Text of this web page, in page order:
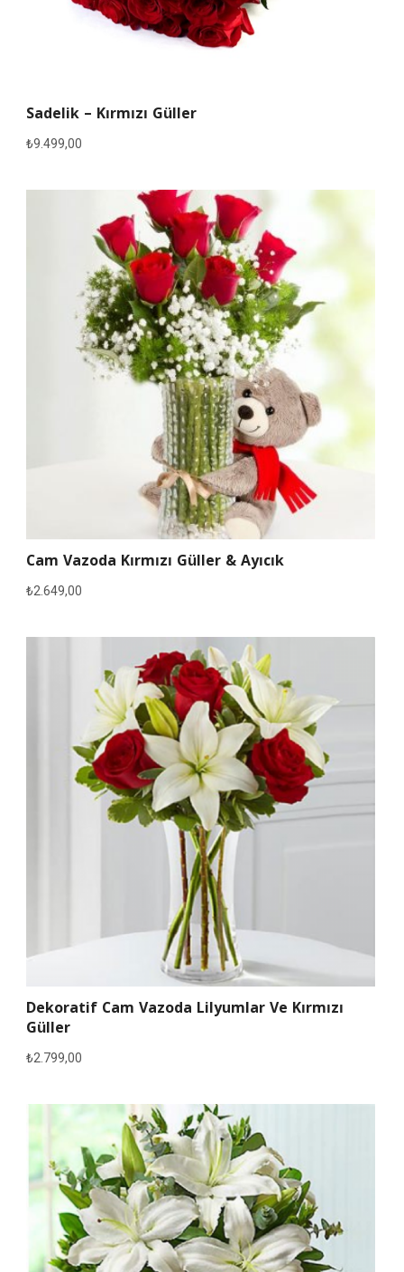
Sadelik – Kırmızı Güller
₺9.499,00
Cam Vazoda Kırmızı Güller & Ayıcık
₺2.649,00
Dekoratif Cam Vazoda Lilyumlar Ve Kırmızı
Güller
₺2.799,00